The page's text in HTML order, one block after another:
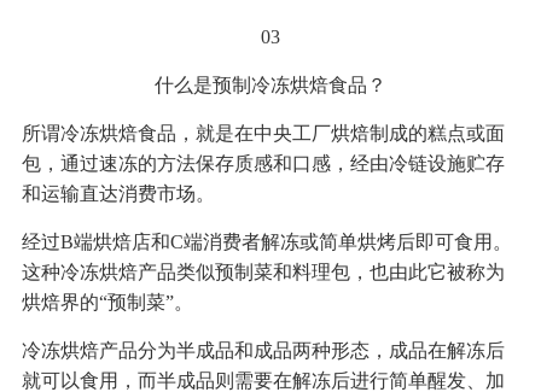
03
什么是预制冷冻烘焙食品？
所谓冷冻烘焙食品，就是在中央工厂烘焙制成的糕点或面
包，通过速冻的方法保存质感和口感，经由冷链设施贮存
和运输直达消费市场。
经过B端烘焙店和C端消费者解冻或简单烘烤后即可食用。
这种冷冻烘焙产品类似预制菜和料理包，也由此它被称为
烘焙界的“预制菜”。
冷冻烘焙产品分为半成品和成品两种形态，成品在解冻后
就可以食用，而半成品则需要在解冻后进行简单醒发、加